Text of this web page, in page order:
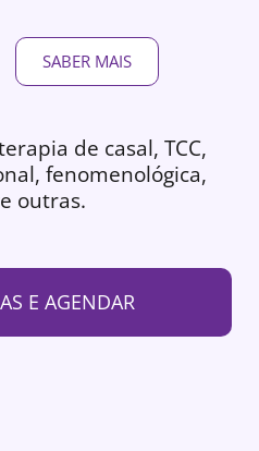
SABER MAIS
de casal, TCC,
fenomenológica,
outras.
E AGENDAR